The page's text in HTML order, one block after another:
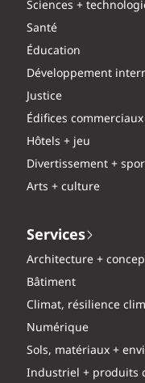
Sciences +
Santé
Éducation
Développement
Justice
Édifices
Hôtels + jeu
Divertissement +
Arts + culture
Services
Architecture +
Bâtiment
Climat, résilience
Numérique
Sols, matériaux +
Industriel + produits